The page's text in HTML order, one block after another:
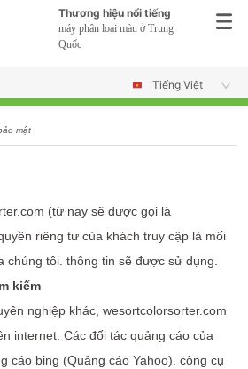
Thương hiệu nổi tiếng
máy phân loại màu ở Trung
Quốc
Tiếng Việt
mật
(từ nay sẽ được gọi là
riêng tư của khách truy cập là mối
chúng tôi. thông tin sẽ được sử dụng.
kiếm
nghiệp khác, wesortcolorsorter.com
internet. Các đối tác quảng cáo của
cáo bing (Quảng cáo Yahoo). công cụ